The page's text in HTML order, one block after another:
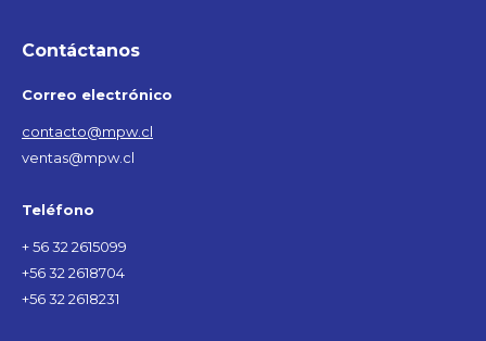
Contáctanos
Correo electrónico
contacto@mpw.cl
ventas@mpw.cl
Teléfono
+ 56 32 2615099
+56 32 2618704
+56 32 2618231